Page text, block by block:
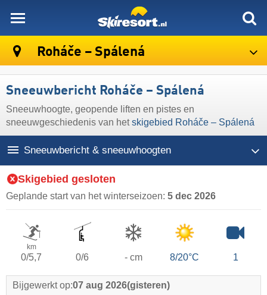
Roháče – Spálená
Sneeuwbericht Roháče – Spálená
Sneeuwhoogte, geopende liften en pistes en
sneeuwgeschiedenis van hetskigebied Roháče – Spálená
Sneeuwbericht & sneeuwhoogten
Skigebied gesloten
Geplande start van het winterseizoen: 5 dec 2026
km
0/5,7 0/6 - cm 8/20°C 1
Bijgewerkt op:07 aug 2026(gisteren)